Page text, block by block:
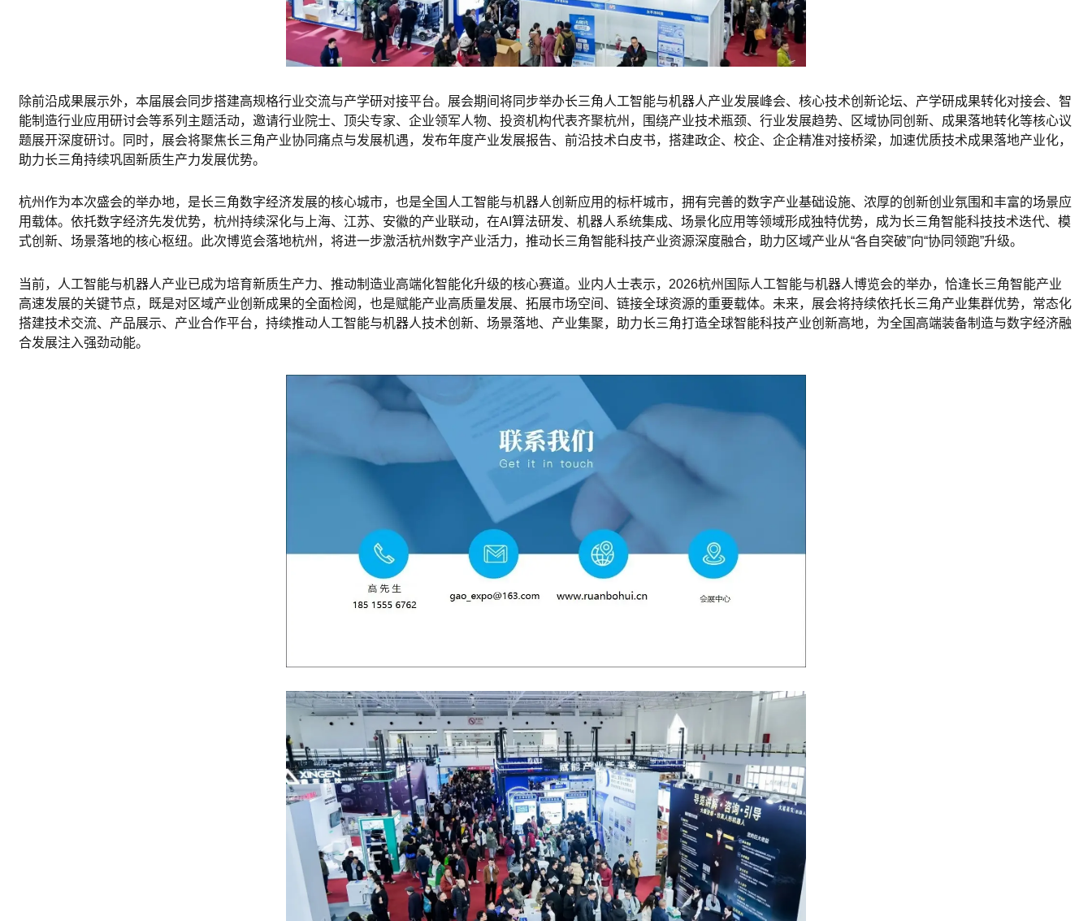
除前沿成果展示外，本届展会同步搭建高规格行业交流与产学研对接平台。展会期间将同步举办长三角人工智能与机器人产业发展峰会、核心技术创新论坛、产学研成果转化对接会、智
能制造行业应用研讨会等系列主题活动，邀请行业院士、顶尖专家、企业领军人物、投资机构代表齐聚杭州，围绕产业技术瓶颈、行业发展趋势、区域协同创新、成果落地转化等核心议
题展开深度研讨。同时，展会将聚焦长三角产业协同痛点与发展机遇，发布年度产业发展报告、前沿技术白皮书，搭建政企、校企、企企精准对接桥梁，加速优质技术成果落地产业化，
助力长三角持续巩固新质生产力发展优势。
杭州作为本次盛会的举办地，是长三角数字经济发展的核心城市，也是全国人工智能与机器人创新应用的标杆城市，拥有完善的数字产业基础设施、浓厚的创新创业氛围和丰富的场景应
用载体。依托数字经济先发优势，杭州持续深化与上海、江苏、安徽的产业联动，在AI算法研发、机器人系统集成、场景化应用等领域形成独特优势，成为长三角智能科技技术迭代、模
式创新、场景落地的核心枢纽。此次博览会落地杭州，将进一步激活杭州数字产业活力，推动长三角智能科技产业资源深度融合，助力区域产业从“各自突破”向“协同领跑”升级。
当前，人工智能与机器人产业已成为培育新质生产力、推动制造业高端化智能化升级的核心赛道。业内人士表示，2026杭州国际人工智能与机器人博览会的举办，恰逢长三角智能产业
高速发展的关键节点，既是对区域产业创新成果的全面检阅，也是赋能产业高质量发展、拓展市场空间、链接全球资源的重要载体。未来，展会将持续依托长三角产业集群优势，常态化
搭建技术交流、产品展示、产业合作平台，持续推动人工智能与机器人技术创新、场景落地、产业集聚，助力长三角打造全球智能科技产业创新高地，为全国高端装备制造与数字经济融
合发展注入强劲动能。